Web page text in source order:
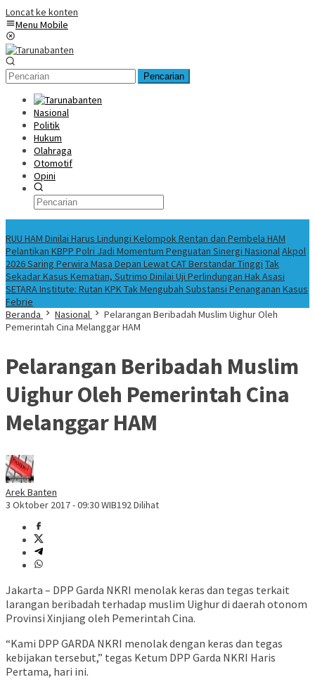
Loncat ke konten
Menu Mobile
Pencarian
Nasional
Politik
Hukum
Olahraga
Otomotif
Opini
RUU HAM Dinilai Harus Lindungi Kelompok Rentan dan Pembela HAM
Pelantikan KBPP Polri Jadi Momentum Penguatan Sinergi NasionalAkpol
2026 Saring Perwira Masa Depan Lewat CAT Berstandar Tinggi Tak
Sekadar Kasus Kematian, Sutrimo Dinilai Uji Perlindungan Hak Asasi
SETARA Institute: Rutan KPK Tak Mengubah Substansi Penanganan Kasus
Febrie
Beranda
Nasional
Pelarangan Beribadah Muslim Uighur Oleh
Pemerintah Cina Melanggar HAM
Pelarangan Beribadah Muslim
Uighur Oleh Pemerintah Cina
Melanggar HAM
Arek Banten
3 Oktober 2017 - 09:30 WIB192 Dilihat
Jakarta – DPP Garda NKRI menolak keras dan tegas terkait
larangan beribadah terhadap muslim Uighur di daerah otonom
Provinsi Xinjiang oleh Pemerintah Cina.
“Kami DPP GARDA NKRI menolak dengan keras dan tegas
kebijakan tersebut,” tegas Ketum DPP Garda NKRI Haris
Pertama, hari ini.